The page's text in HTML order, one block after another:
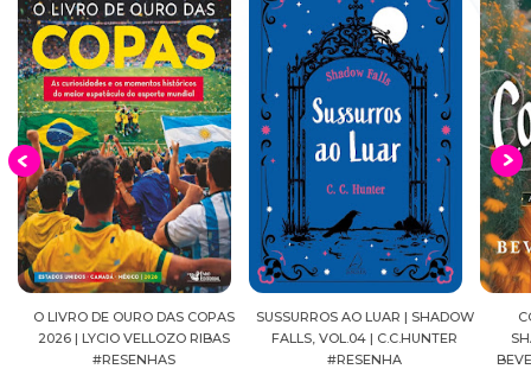
O LIVRO DE OURO DAS COPAS
2026 | LYCIO VELLOZO RIBAS
#RESENHAS
SUSSURROS AO LUAR | SHADOW
FALLS, VOL.04 | C.C.HUNTER
#RESENHA